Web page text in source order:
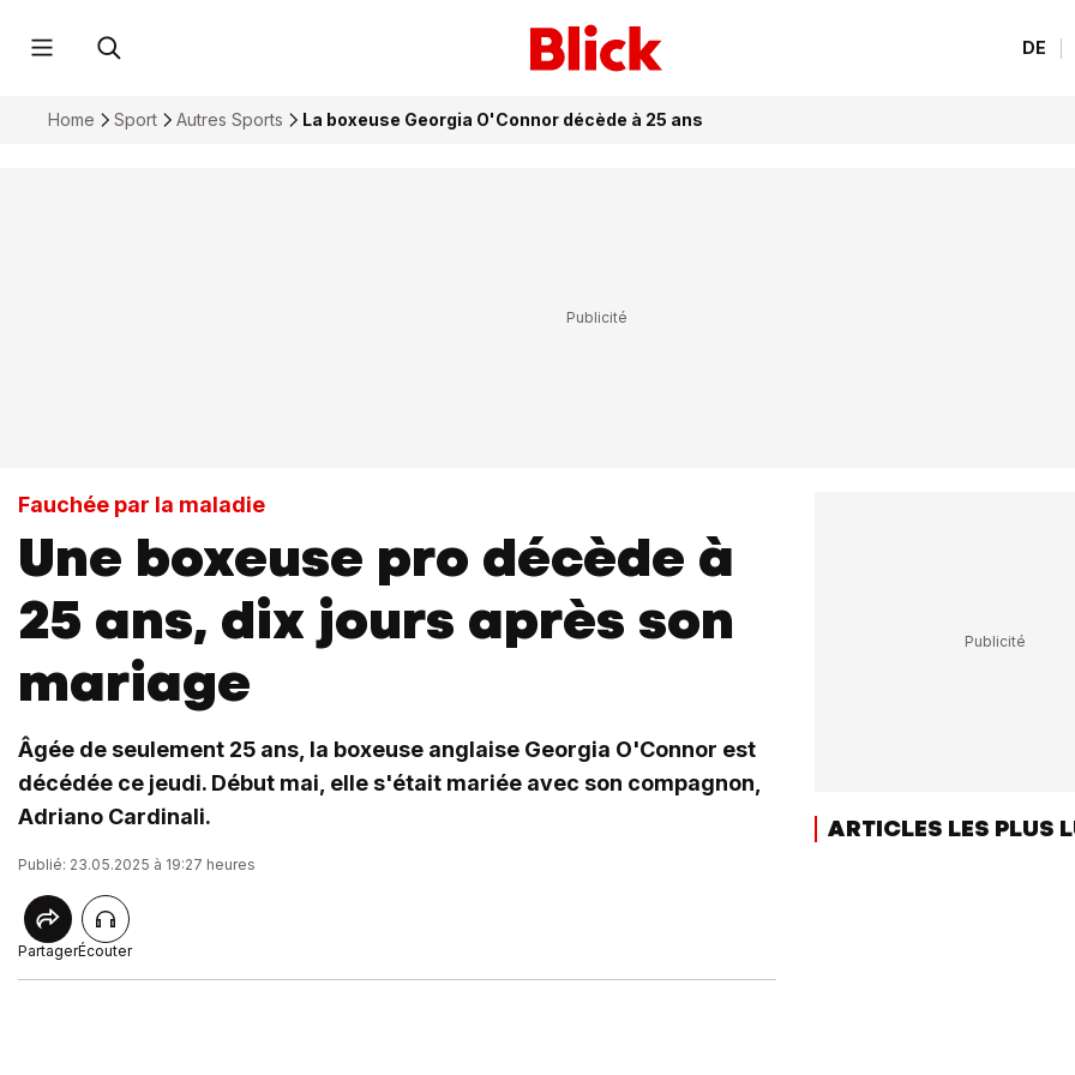
DE
Home Sport Autres Sports La boxeuse Georgia O'Connor décède à 25 ans
Fauchée par la maladie
Une boxeuse pro décède à
25 ans, dix jours après son
mariage
Âgée de seulement 25 ans, la boxeuse anglaise Georgia O'Connor est
décédée ce jeudi. Début mai, elle s'était mariée avec son compagnon,
Adriano Cardinali.
Publié: 23.05.2025 à 19:27 heures
PartagerÉcouter
ARTICLES LES PLUS